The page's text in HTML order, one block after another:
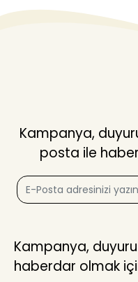
Kampanya,
posta ile
Kampanya,
haberdar olmak